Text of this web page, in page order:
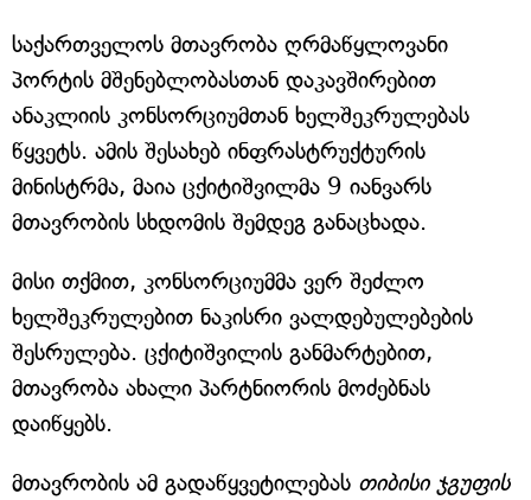
საქართველოს მთავრობა ღრმაწყლოვანი
პორტის მშენებლობასთან დაკავშირებით
ანაკლიის კონსორციუმთან ხელშეკრულებას
წყვეტს. ამის შესახებ ინფრასტრუქტურის
მინისტრმა, მაია ცქიტიშვილმა 9 იანვარს
მთავრობის სხდომის შემდეგ განაცხადა.
მისი თქმით, კონსორციუმმა ვერ შეძლო
ხელშეკრულებით ნაკისრი ვალდებულებების
შესრულება. ცქიტიშვილის განმარტებით,
მთავრობა ახალი პარტნიორის მოძებნას
დაიწყებს.
მთავრობის ამ გადაწყვეტილებას თიბისი ჯგუფის